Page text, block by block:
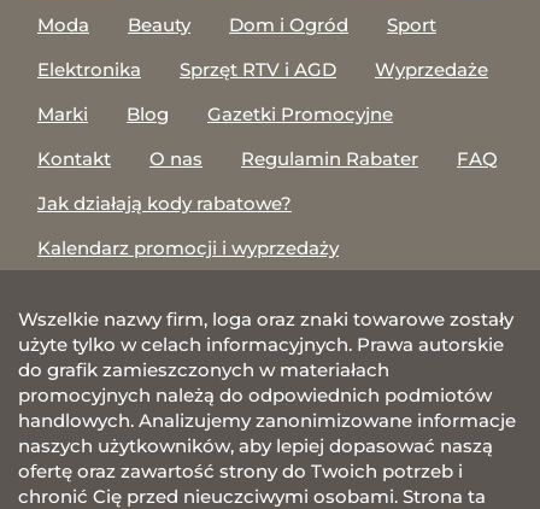
Moda Beauty Dom i Ogród
Sport
Elektronika
Sprzęt RTV i AGD
Wyprzedaże
Marki
Blog
Gazetki Promocyjne
Kontakt
O nas Regulamin Rabater
FAQ
Jak działają kody rabatowe?
Kalendarz promocji i wyprzedaży
Wszelkie nazwy firm, loga oraz znaki towarowe zostały
użyte tylko w celach informacyjnych. Prawa autorskie
do grafik zamieszczonych w materiałach
promocyjnych należą do odpowiednich podmiotów
handlowych. Analizujemy zanonimizowane informacje
naszych użytkowników, aby lepiej dopasować naszą
ofertę oraz zawartość strony do Twoich potrzeb i
chronić Cię przed nieuczciwymi osobami. Strona ta